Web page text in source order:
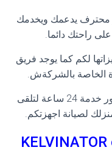
محترف يدعمك ويخدمك
راحتك دائما.
لكم كما يوجد فريق
الخاصة بالشركةش.
كذلك ، توفر لكم مراكز صيانة كلفينيتور خدمة 24 ساعة لتلقى
لصيانة اجهزتكم.